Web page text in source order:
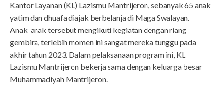
Kantor Layanan (KL) Lazismu Mantrijeron, sebanyak 65 anak
yatim dan dhuafa diajak berbelanja di Maga Swalayan.
Anak-anak tersebut mengikuti kegiatan dengan riang
gembira, terlebih momen ini sangat mereka tunggu pada
akhir tahun 2023. Dalam pelaksanaan program ini, KL
Lazismu Mantrijeron bekerja sama dengan keluarga besar
Muhammadiyah Mantrijeron.